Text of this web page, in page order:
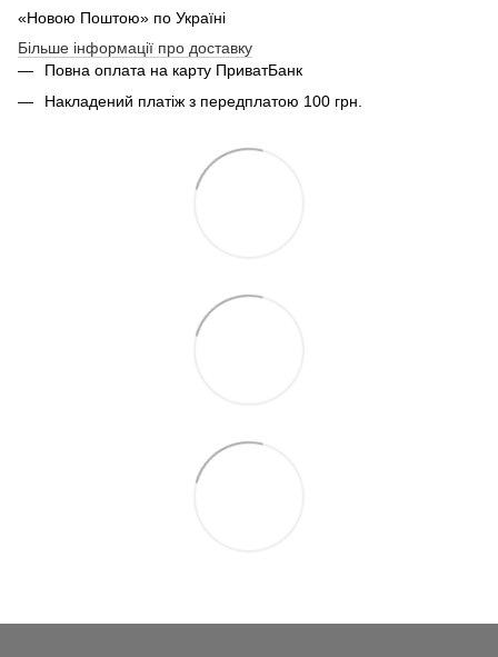
«Новою Поштою» по Україні
Більше інформації про доставку
Повна оплата на карту ПриватБанк
Накладений платіж з передплатою 100 грн.